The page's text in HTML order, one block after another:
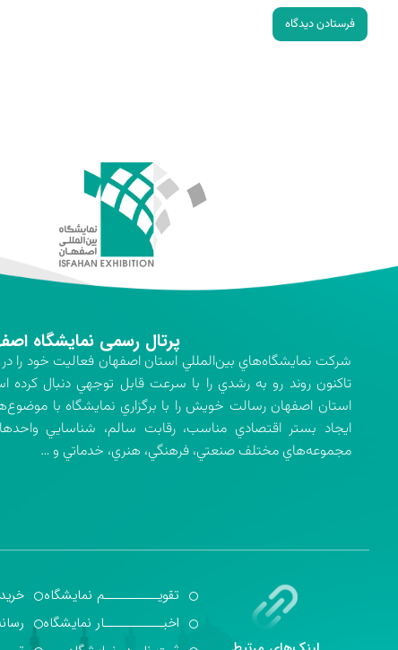
فرستادن دیدگاه
پرتال رسمی نمایشگاه
تاكنون روند رو به رشدي را با سرعت قابل توجهي دنبال
استان اصفهان رسالت خويش را با برگزاري نمايشگاه با
ايجاد بستر اقتصادي مناسب، رقابت سالم، شناسايي
مجموعه‌هاي مختلف صنعتي، فرهنگي، هنري، خدماتي و …
تقویــــــــــم نمایشگاه
اخبـــــــــــار نمایشگاه